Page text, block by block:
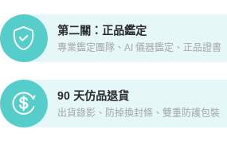
第二關：正品鑑定
專業鑑定團隊、AI 儀器鑑定、正品證書
90 天仿品退貨
出貨錄影、防掉換封條、雙重防護包裝